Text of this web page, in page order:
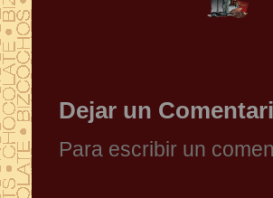
Dejar un
Para escribir un